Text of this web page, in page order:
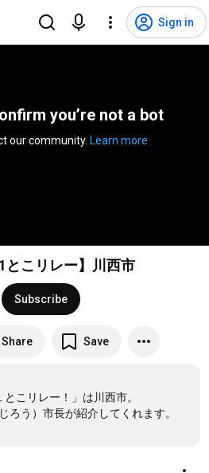
Sign in
you’re not a bot
Learn more
とこリレー】川西市
Subscribe
Share Save
こリレー！」は川西市。